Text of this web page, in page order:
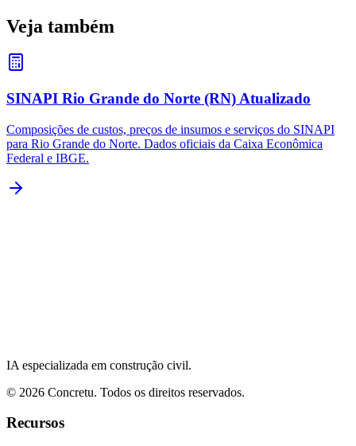
Veja também
SINAPI Rio Grande do Norte (RN) Atualizado
Composições de custos, preços de insumos e serviços do SINAPI
para Rio Grande do Norte. Dados oficiais da Caixa Econômica
Federal e IBGE.
IA especializada em construção civil.
© 2026 Concretu. Todos os direitos reservados.
Recursos